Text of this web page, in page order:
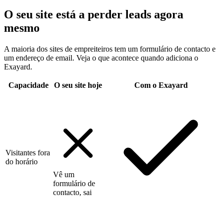
O seu site está a perder leads agora
mesmo
A maioria dos sites de empreiteiros tem um formulário de contacto e
um endereço de email. Veja o que acontece quando adiciona o
Exayard.
Capacidade O seu site hoje Com o Exayard
Visitantes fora
do horário
Vê um
formulário de
contacto, sai